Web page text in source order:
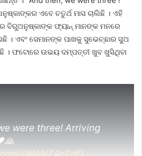
ଏବେ ଚତୁର୍ଥ ମାସ ଚାଲିଛି । ଏହି
ବିରୁଅନୁଷ୍କାଙ୍କ ଫ୍ୟାନ୍ ମାନଙ୍କ ମନରେ
। ଏବଂ ସେମାନଙ୍କ ପାଖକୁ ସୁଭେଚ୍ଛାର ସୁଅ
। ଫଟୋରେ ଉଭୟ ଦମ୍ପତ୍ତୀ ଖୁବ ଖୁସିଥିବା
were three! Arriving